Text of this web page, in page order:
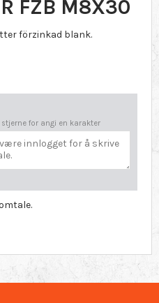
FZB M8X30
förzinkad blank.
stjerne for angi en karakter